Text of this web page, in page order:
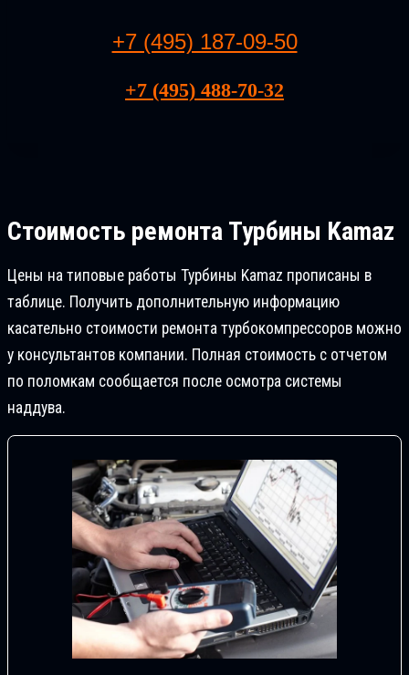
+7 (495) 187-09-50
+7 (495) 488-70-32
Стоимость ремонта Турбины Kamaz
Цены на типовые работы Турбины Kamaz прописаны в
таблице. Получить дополнительную информацию
касательно стоимости ремонта турбокомпрессоров можно
у консультантов компании. Полная стоимость с отчетом
по поломкам сообщается после осмотра системы
наддува.